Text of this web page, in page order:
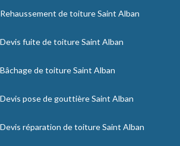
Rehaussement de toiture Saint Alban
Devis fuite de toiture Saint Alban
Bâchage de toiture Saint Alban
Devis pose de gouttière Saint Alban
Devis réparation de toiture Saint Alban